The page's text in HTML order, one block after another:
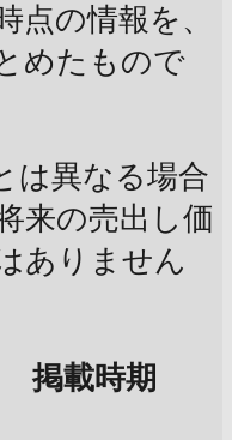
点の情報を、
めたもので
は異なる場合
来の売出し価
ありません
掲載時期